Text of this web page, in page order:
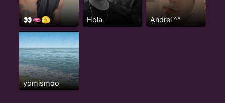
👀🫦🫣 Hola Andrei ^^
yomismoo